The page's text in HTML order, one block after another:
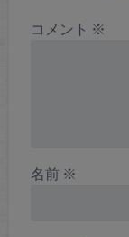
コメント ※
名前 ※